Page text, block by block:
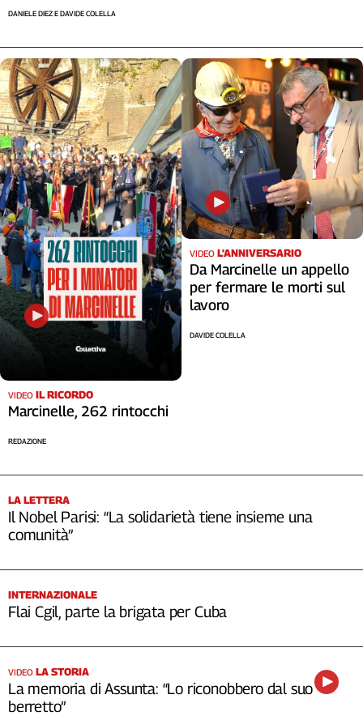
DANIELE DIEZ E DAVIDE COLELLA
VIDEO IL RICORDO
Marcinelle, 262 rintocchi
REDAZIONE
VIDEO L'ANNIVERSARIO
Da Marcinelle un appello
per fermare le morti sul
lavoro
DAVIDE COLELLA
LA LETTERA
Il Nobel Parisi: “La solidarietà tiene insieme una
comunità”
INTERNAZIONALE
Flai Cgil, parte la brigata per Cuba
VIDEO LA STORIA
La memoria di Assunta: “Lo riconobbero dal suo
berretto”